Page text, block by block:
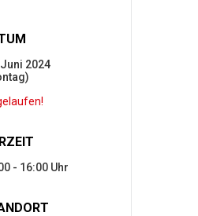
2024
- 16:00